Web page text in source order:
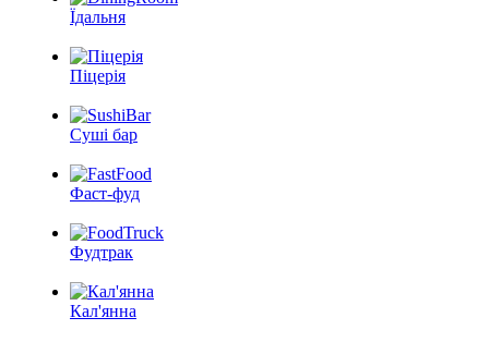
Їдальня
Піцерія
Суші бар
Фаст-фуд
Фудтрак
Кал'янна